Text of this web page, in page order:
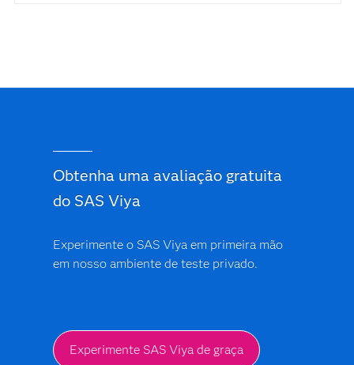
Obtenha uma avaliação gratuita
do SAS Viya
Experimente o SAS Viya em primeira mão
em nosso ambiente de teste privado.
Experimente SAS Viya de graça